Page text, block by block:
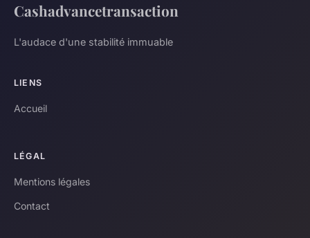
Cashadvancetransaction
L'audace d'une stabilité immuable
LIENS
Accueil
LÉGAL
Mentions légales
Contact